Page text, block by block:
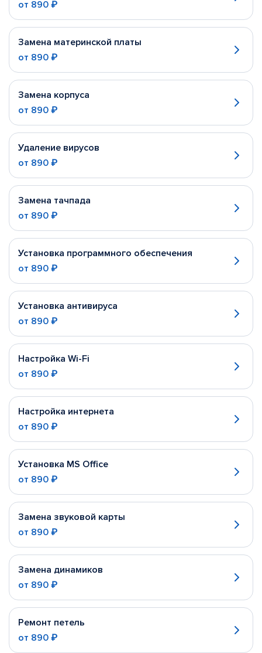
от 890 ₽
Замена материнской платы
от 890 ₽
Замена корпуса
от 890 ₽
Удаление вирусов
от 890 ₽
Замена тачпада
от 890 ₽
Установка программного обеспечения
от 890 ₽
Установка антивируса
от 890 ₽
Настройка Wi-Fi
от 890 ₽
Настройка интернета
от 890 ₽
Установка MS Office
от 890 ₽
Замена звуковой карты
от 890 ₽
Замена динамиков
от 890 ₽
Ремонт петель
от 890 ₽